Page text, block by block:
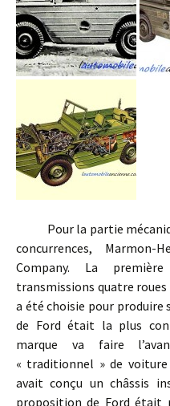
Pour la partie
concurrences,
Company. La
transmissions quatre
a été choisie pour produire
de Ford était la plus
marque va faire
« traditionnel » de
avait conçu un châssis
proposition de Ford était